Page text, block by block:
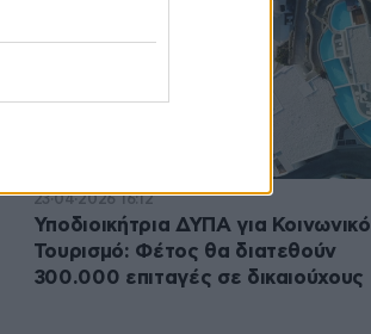
23·04·2026 16:12
Υποδιοικήτρια ΔΥΠΑ για Κοινωνικό
Τουρισμό: Φέτος θα διατεθούν
300.000 επιταγές σε δικαιούχους